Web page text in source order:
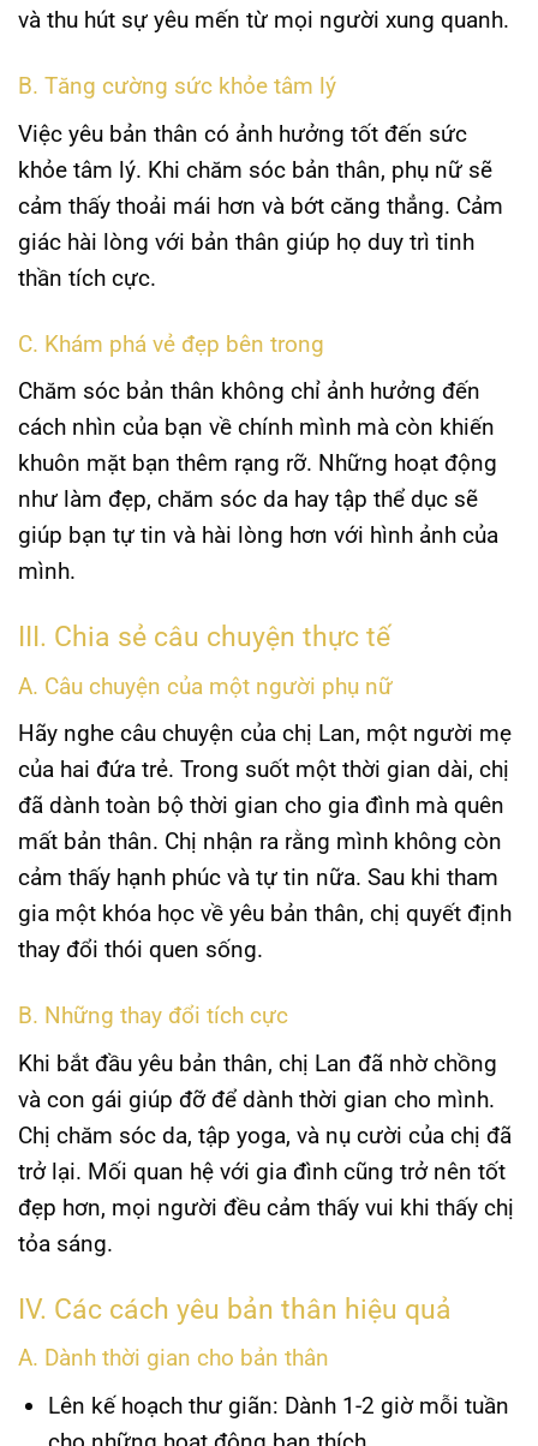
và thu hút sự yêu mến từ mọi người xung quanh.
B. Tăng cường sức khỏe tâm lý
Việc yêu bản thân có ảnh hưởng tốt đến sức
khỏe tâm lý. Khi chăm sóc bản thân, phụ nữ sẽ
cảm thấy thoải mái hơn và bớt căng thẳng. Cảm
giác hài lòng với bản thân giúp họ duy trì tinh
thần tích cực.
C. Khám phá vẻ đẹp bên trong
Chăm sóc bản thân không chỉ ảnh hưởng đến
cách nhìn của bạn về chính mình mà còn khiến
khuôn mặt bạn thêm rạng rỡ. Những hoạt động
như làm đẹp, chăm sóc da hay tập thể dục sẽ
giúp bạn tự tin và hài lòng hơn với hình ảnh của
mình.
III. Chia sẻ câu chuyện thực tế
A. Câu chuyện của một người phụ nữ
Hãy nghe câu chuyện của chị Lan, một người mẹ
của hai đứa trẻ. Trong suốt một thời gian dài, chị
đã dành toàn bộ thời gian cho gia đình mà quên
mất bản thân. Chị nhận ra rằng mình không còn
cảm thấy hạnh phúc và tự tin nữa. Sau khi tham
gia một khóa học về yêu bản thân, chị quyết định
thay đổi thói quen sống.
B. Những thay đổi tích cực
Khi bắt đầu yêu bản thân, chị Lan đã nhờ chồng
và con gái giúp đỡ để dành thời gian cho mình.
Chị chăm sóc da, tập yoga, và nụ cười của chị đã
trở lại. Mối quan hệ với gia đình cũng trở nên tốt
đẹp hơn, mọi người đều cảm thấy vui khi thấy chị
tỏa sáng.
IV. Các cách yêu bản thân hiệu quả
A. Dành thời gian cho bản thân
Lên kế hoạch thư giãn: Dành 1-2 giờ mỗi tuần